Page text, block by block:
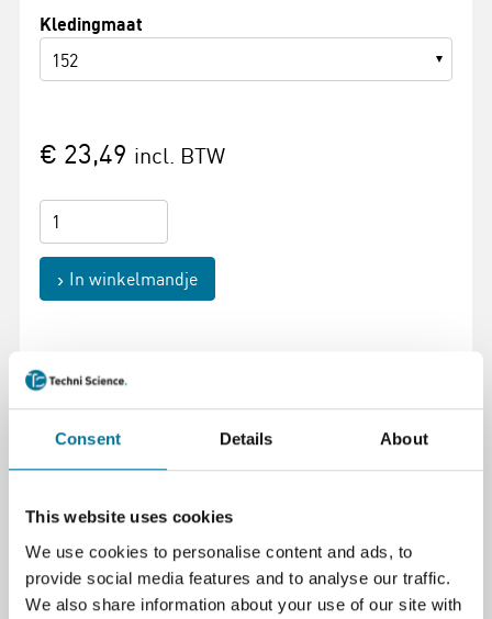
Consent Details About
This website uses cookies
We use cookies to personalise content and ads, to
provide social media features and to analyse our traffic.
We also share information about your use of our site with
Kledingmaat
152
€ 23,49 incl. BTW
In winkelmandje
Pagina afdrukken
Laboratoriumjas van 100% katoen.
Specificaties: